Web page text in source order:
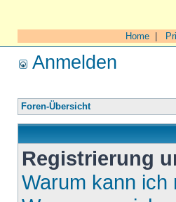
Home
Anmelden
Foren-Übersicht
Registrierung
Warum kann ich